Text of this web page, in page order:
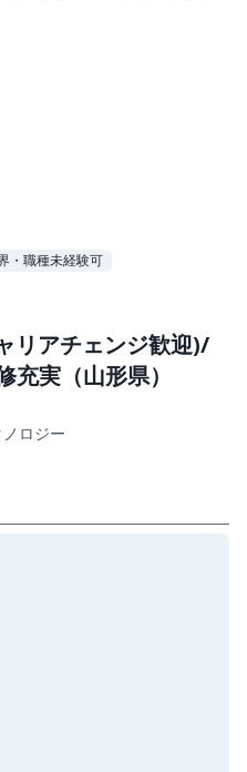
・職種未経験可
リアチェンジ歓迎)/
実（山形県）
ロジー